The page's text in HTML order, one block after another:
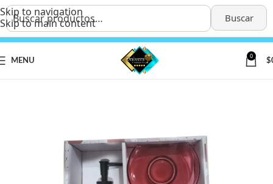
Buscar
Skip to navigation
Skip to main content
MENU
0
$